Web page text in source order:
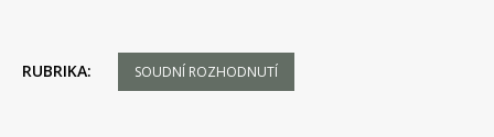
RUBRIKA: SOUDNÍ ROZHODNUTÍ